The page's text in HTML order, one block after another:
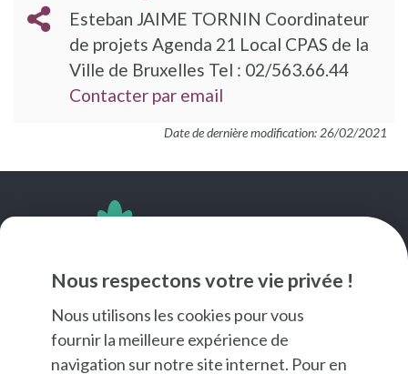
Nous respectons votre vie privée !
Nous utilisons les cookies pour vous
fournir la meilleure expérience de
navigation sur notre site internet. Pour en
Esteban JAIME TORNIN Coordinateur
de projets Agenda 21 Local CPAS de la
Ville de Bruxelles Tel : 02/563.66.44
Contacter par email
Date de dernière modification: 26/02/2021